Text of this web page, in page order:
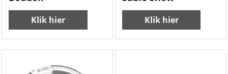
Klik hier Klik hier